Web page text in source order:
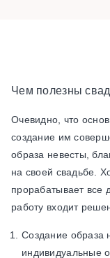
Чем полезны
Очевидно, что
создание им
образа невесты,
на своей свадьбе.
прорабатывает все
работу входит
Создание образа
индивидуальные